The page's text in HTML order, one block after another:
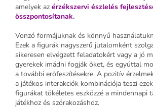
amelyek az érzékszervi észlelés
összpontosítanak.
Vonzó formájuknak és könnyű
Ezek a figurák nagyszerű jutalomként
sikeresen elvégzett feladatokért vagy a jó
gyerekek imádni fogják őket, és egyúttal
a további erőfeszítésekre. A pozitív
a játékos interakciók kombinációja teszi
figurákat tökéletes eszközzé a mindennapi
játékhoz és szórakozáshoz.